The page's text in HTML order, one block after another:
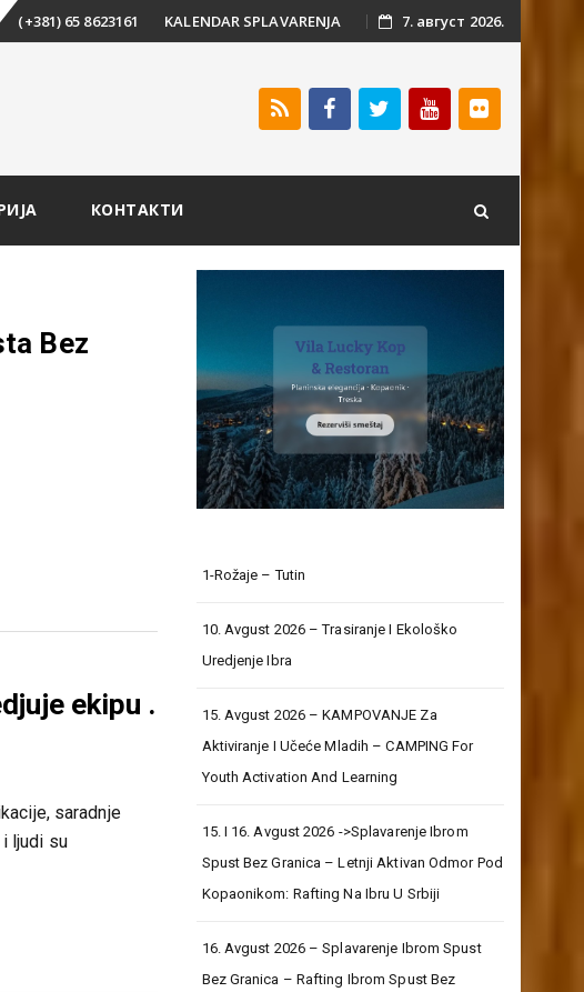
Skip
(+381) 65 8623161 KALENDAR SPLAVARENJA 7. август 2026.
КОНТАКТИ
Bez
ekipu .
saradnje
ljudi su
1-Rožaje – Tutin
10. Avgust 2026 – Trasiranje I Ekološko
Uredjenje Ibra
15. Avgust 2026 – KAMPOVANJE Za
Aktiviranje I Učeće Mladih – CAMPING For
Youth Activation And Learning
15. I 16. Avgust 2026 ->Splavarenje Ibrom
Spust Bez Granica – Letnji Aktivan Odmor Pod
Kopaonikom: Rafting Na Ibru U Srbiji
16. Avgust 2026 – Splavarenje Ibrom Spust
Bez Granica – Rafting Ibrom Spust Bez